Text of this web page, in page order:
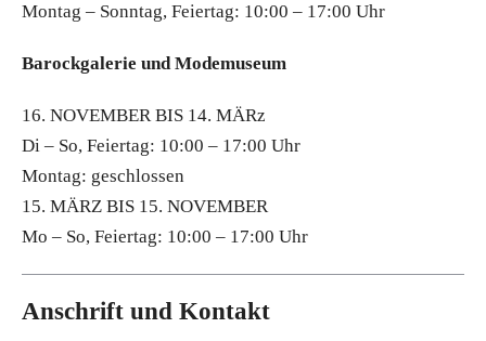
Montag – Sonntag, Feiertag: 10:00 – 17:00 Uhr
Barockgalerie und Modemuseum
16. NOVEMBER BIS 14. MÄRz
Di – So, Feiertag: 10:00 – 17:00 Uhr
Montag: geschlossen
15. MÄRZ BIS 15. NOVEMBER
Mo – So, Feiertag: 10:00 – 17:00 Uhr
Anschrift und Kontakt